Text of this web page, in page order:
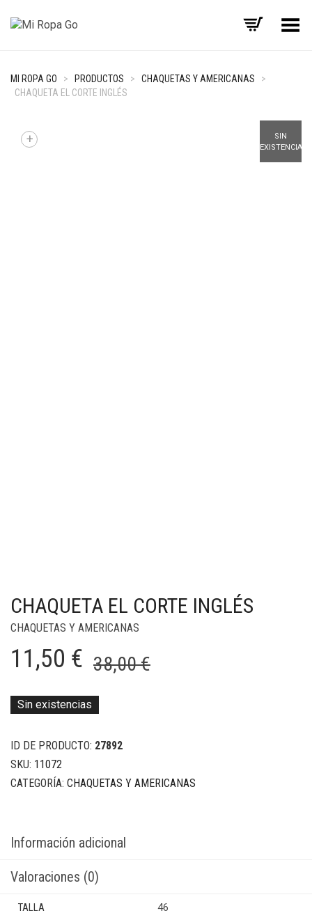
Menú
MI ROPA GO > PRODUCTOS > CHAQUETAS Y AMERICANAS
>
CHAQUETA EL CORTE INGLÉS
SIN
EXISTENCIAS
+
CHAQUETA EL CORTE INGLÉS
CHAQUETAS Y AMERICANAS
38,00€El
11,50 €
El
Sin existencias
ID DE PRODUCTO: 27892
SKU: 11072
CATEGORÍA: CHAQUETAS Y AMERICANAS
Información adicional
Valoraciones (0)
TALLA 46